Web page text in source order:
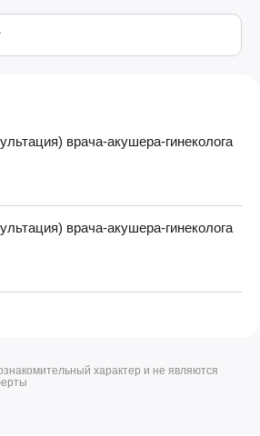
врача-акушера-гинеколога
врача-акушера-гинеколога
характер и не являются